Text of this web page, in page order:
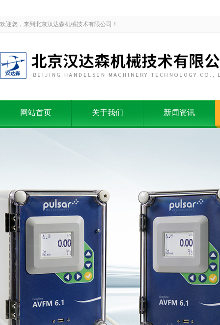
欢迎您，来到北京汉达森机械技术有限公司！
网站首页 关于我们 新闻资讯